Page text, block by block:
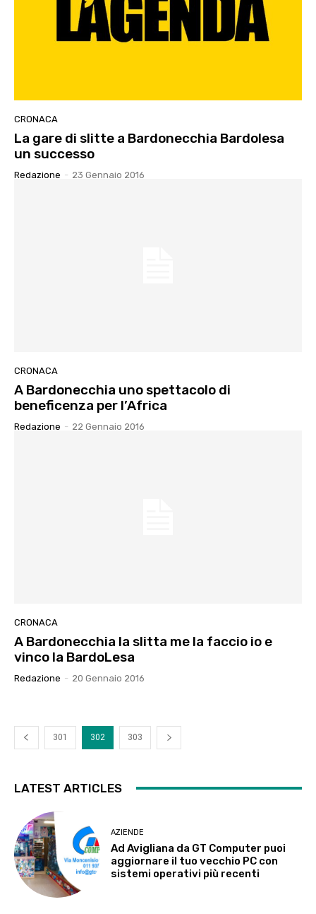
CRONACA
La gare di slitte a Bardonecchia Bardolesa
un successo
Redazione - 23 Gennaio 2016
CRONACA
A Bardonecchia uno spettacolo di
beneficenza per l’Africa
Redazione - 22 Gennaio 2016
CRONACA
A Bardonecchia la slitta me la faccio io e
vinco la BardoLesa
Redazione - 20 Gennaio 2016
301 302 303
LATEST ARTICLES
AZIENDE
Ad Avigliana da GT Computer puoi
aggiornare il tuo vecchio PC con
sistemi operativi più recenti